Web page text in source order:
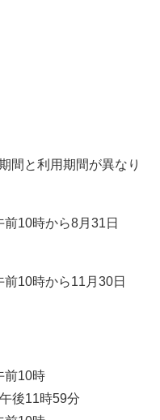
間と利用期間が異なり
10時から8月31日
10時から11月30日
前10時
後11時59分